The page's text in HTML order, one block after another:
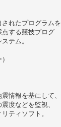
れたプログラムを
する競技プログ
テム。
情報を基にして、
度などを監視、
ティソフト。